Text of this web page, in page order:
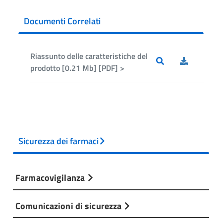
Documenti Correlati
Riassunto delle caratteristiche del
prodotto [0.21 Mb] [PDF] >
Sicurezza dei farmaci
Farmacovigilanza
Comunicazioni di sicurezza